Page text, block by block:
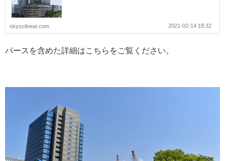
skysclinear.com 2021-02-14 18:32
パースを含めた詳細はこちらをご覧ください。